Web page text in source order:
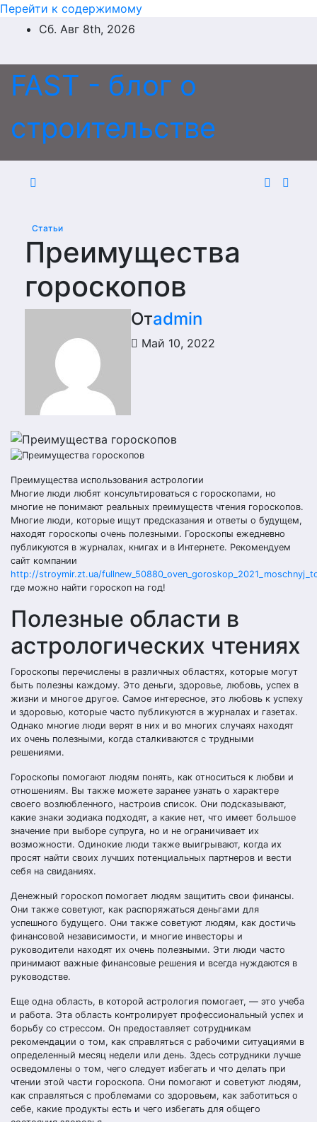
Перейти к содержимому
Сб. Авг 8th, 2026
FAST - блог о
строительстве
Статьи
Преимущества
гороскопов
Отadmin
Май 10, 2022
Преимущества использования астрологии
Многие люди любят консультироваться с гороскопами, но
многие не понимают реальных преимуществ чтения гороскопов.
Многие люди, которые ищут предсказания и ответы о будущем,
находят гороскопы очень полезными. Гороскопы ежедневно
публикуются в журналах, книгах и в Интернете. Рекомендуем
сайт компании
http://stroymir.zt.ua/
где можно найти гороскоп на год!
Полезные области в
астрологических чтениях
Гороскопы перечислены в различных областях, которые могут
быть полезны каждому. Это деньги, здоровье, любовь, успех в
жизни и многое другое. Самое интересное, это любовь к успеху
и здоровью, которые часто публикуются в журналах и газетах.
Однако многие люди верят в них и во многих случаях находят
их очень полезными, когда сталкиваются с трудными
решениями.
Гороскопы помогают людям понять, как относиться к любви и
отношениям. Вы также можете заранее узнать о характере
своего возлюбленного, настроив список. Они подсказывают,
какие знаки зодиака подходят, а какие нет, что имеет большое
значение при выборе супруга, но и не ограничивает их
возможности. Одинокие люди также выигрывают, когда их
просят найти своих лучших потенциальных партнеров и вести
себя на свиданиях.
Денежный гороскоп помогает людям защитить свои финансы.
Они также советуют, как распоряжаться деньгами для
успешного будущего. Они также советуют людям, как достичь
финансовой независимости, и многие инвесторы и
руководители находят их очень полезными. Эти люди часто
принимают важные финансовые решения и всегда нуждаются в
руководстве.
Еще одна область, в которой астрология помогает, — это учеба
и работа. Эта область контролирует профессиональный успех и
борьбу со стрессом. Он предоставляет сотрудникам
рекомендации о том, как справляться с рабочими ситуациями в
определенный месяц недели или день. Здесь сотрудники лучше
осведомлены о том, чего следует избегать и что делать при
чтении этой части гороскопа. Они помогают и советуют людям,
как справляться с проблемами со здоровьем, как заботиться о
себе, какие продукты есть и чего избегать для общего